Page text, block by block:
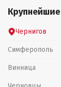
Чернигов
Симферополь
Винница